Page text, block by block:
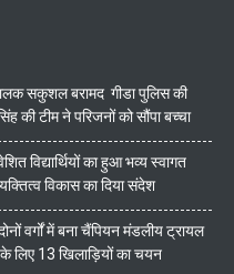
सकुशल बरामद गीडा पुलिस की
की टीम ने परिजनों को सौंपा बच्चा
विद्यार्थियों का हुआ भव्य स्वागत
विकास का दिया संदेश
वर्गों में बना चैंपियन मंडलीय ट्रायल
के लिए 13 खिलाड़ियों का चयन